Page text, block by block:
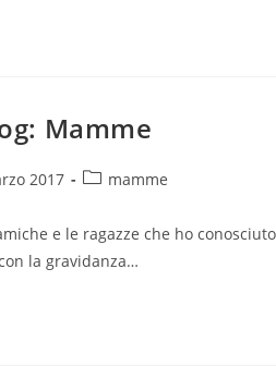
Mamme
2017
Categoria
mamme
e le ragazze che ho
la gravidanza…